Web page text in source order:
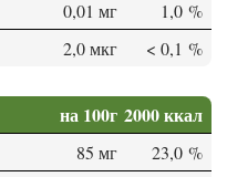
0,01 мг
1,0 %
2,0 мкг < 0,1 %
на 100г 2000 ккал
85 мг
23,0 %